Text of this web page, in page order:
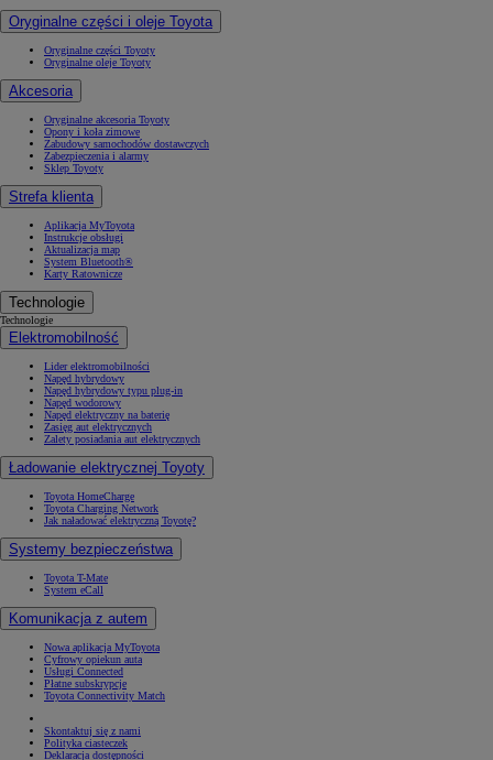
Oryginalne części i oleje Toyota
Oryginalne części Toyoty
Oryginalne oleje Toyoty
Akcesoria
Oryginalne akcesoria Toyoty
Opony i koła zimowe
Zabudowy samochodów dostawczych
Zabezpieczenia i alarmy
Sklep Toyoty
Strefa klienta
Aplikacja MyToyota
Instrukcje obsługi
Aktualizacja map
System Bluetooth®
Karty Ratownicze
Technologie
Technologie
Elektromobilność
Lider elektromobilności
Napęd hybrydowy
Napęd hybrydowy typu plug-in
Napęd wodorowy
Napęd elektryczny na baterię
Zasięg aut elektrycznych
Zalety posiadania aut elektrycznych
Ładowanie elektrycznej Toyoty
Toyota HomeCharge
Toyota Charging Network
Jak naładować elektryczną Toyotę?
Systemy bezpieczeństwa
Toyota T-Mate
System eCall
Komunikacja z autem
Nowa aplikacja MyToyota
Cyfrowy opiekun auta
Usługi Connected
Płatne subskrypcje
Toyota Connectivity Match
Skontaktuj się z nami
Polityka ciasteczek
Deklaracja dostępności